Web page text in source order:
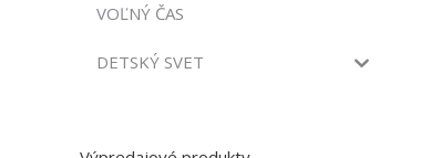
VOĽNÝ ČAS
DETSKÝ SVET